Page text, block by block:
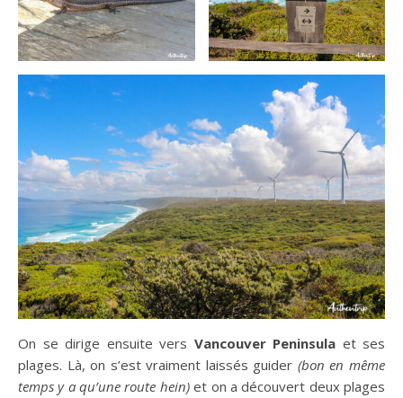
On se dirige ensuite vers Vancouver Peninsula et ses
plages. Là, on s’est vraiment laissés guider (bon en même
temps y a qu’une route hein)et on a découvert deux plages